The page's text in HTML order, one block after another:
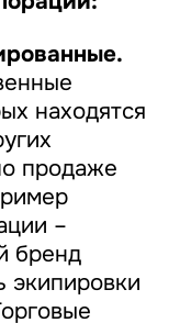
находятся
продаже
–
бренд
экипировки